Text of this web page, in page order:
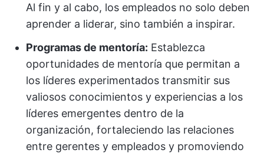
Al fin y al cabo, los empleados no solo deben
aprender a liderar, sino también a inspirar.
Programas de mentoría: Establezca
oportunidades de mentoría que permitan a
los líderes experimentados transmitir sus
valiosos conocimientos y experiencias a los
líderes emergentes dentro de la
organización, fortaleciendo las relaciones
entre gerentes y empleados y promoviendo